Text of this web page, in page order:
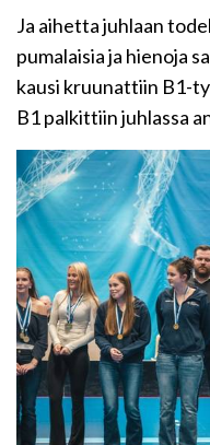
Ja aihetta juhlaan
pumalaisia ja hienoja
kausi kruunattiin B1-
B1 palkittiin juhlassa